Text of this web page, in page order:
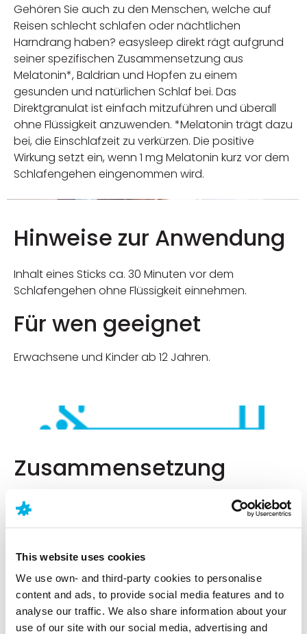
This website uses cookies
We use own- and third-party cookies to personalise
content and ads, to provide social media features and to
analyse our traffic. We also share information about your
use of our site with our social media, advertising and
Gehören Sie auch zu den Menschen, welche auf
Reisen schlecht schlafen oder nächtlichen
Harndrang haben? easysleep direkt rägt aufgrund
seiner spezifischen Zusammensetzung aus
Melatonin*, Baldrian und Hopfen zu einem
gesunden und natürlichen Schlaf bei. Das
Direktgranulat ist einfach mitzuführen und überall
ohne Flüssigkeit anzuwenden. *Melatonin trägt dazu
bei, die Einschlafzeit zu verkürzen. Die positive
Wirkung setzt ein, wenn 1 mg Melatonin kurz vor dem
Schlafengehen eingenommen wird.
Hinweise zur Anwendung
Inhalt eines Sticks ca. 30 Minuten vor dem
Schlafengehen ohne Flüssigkeit einnehmen.
Für wen geeignet
Erwachsene und Kinder ab 12 Jahren.
Zusammensetzung
1 Direkt-Stick enthält 1 mg Melatonin, 200 mg Baldrian,
200 mg Hopfen.